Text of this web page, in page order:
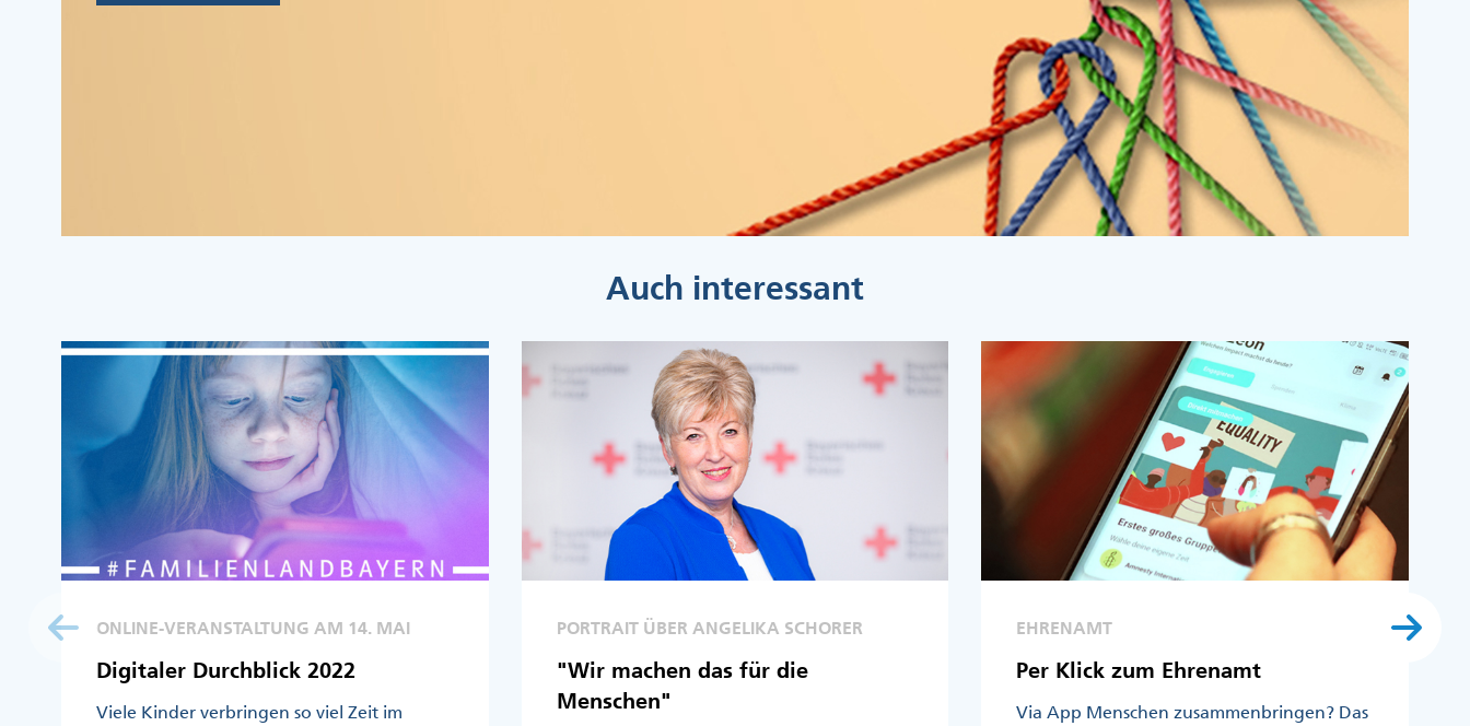
Auch interessant
ONLINE-VERANSTALTUNG AM 14. MAI
Digitaler Durchblick 2022
Viele Kinder verbringen so viel Zeit im
PORTRAIT ÜBER ANGELIKA SCHORER
"Wir machen das für die
Menschen"
EHRENAMT
Per Klick zum Ehrenamt
Via App Menschen zusammenbringen? Das